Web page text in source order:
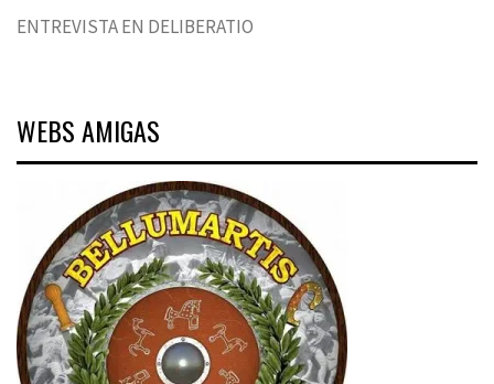
ENTREVISTA EN DELIBERATIO
WEBS AMIGAS